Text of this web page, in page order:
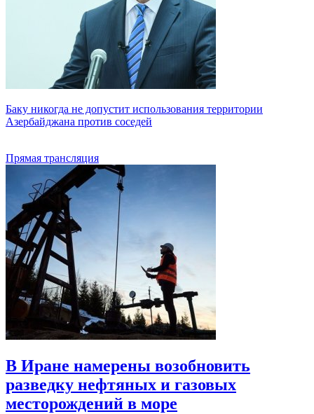
Баку никогда не допустит использования территории
Азербайджана против соседей
Прямая трансляция
В Иране намерены возобновить
разведку нефтяных и газовых
месторождений в море